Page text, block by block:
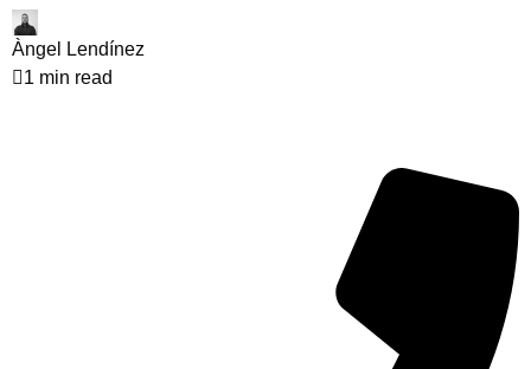
Àngel Lendínez
1 min read